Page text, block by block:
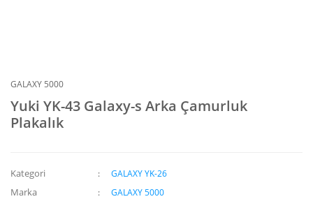
GALAXY 5000
Yuki YK-43 Galaxy-s Arka Çamurluk
Plakalık
Kategori GALAXY YK-26
Marka GALAXY 5000